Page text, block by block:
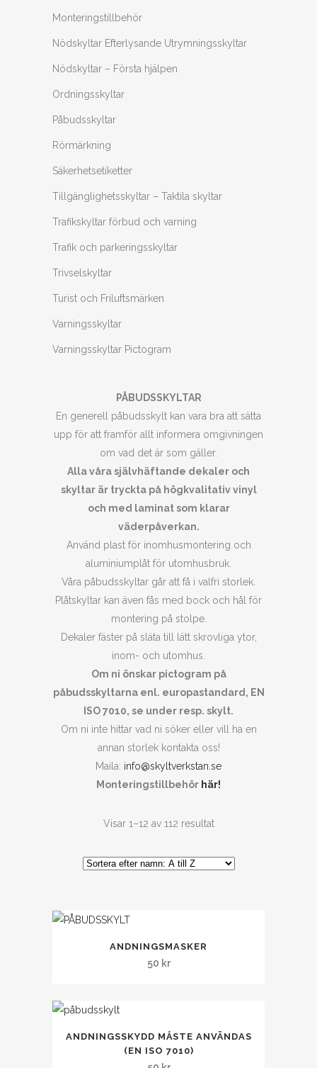
Monteringstillbehör
Nödskyltar Efterlysande Utrymningsskyltar
Nödskyltar – Första hjälpen
Ordningsskyltar
Påbudsskyltar
Rörmärkning
Säkerhetsetiketter
Tillgänglighetsskyltar – Taktila skyltar
Trafikskyltar förbud och varning
Trafik och parkeringsskyltar
Trivselskyltar
Turist och Friluftsmärken
Varningsskyltar
Varningsskyltar Pictogram
PÅBUDSSKYLTAR
En generell påbudsskylt kan vara bra att sätta
upp för att framför allt informera omgivningen
om vad det är som gäller.
Alla våra självhäftande dekaler och
skyltar är tryckta på högkvalitativ vinyl
och med laminat som klarar
väderpåverkan.
Använd plast för inomhusmontering och
aluminiumplåt för utomhusbruk.
Våra påbudsskyltar går att få i valfri storlek.
Plåtskyltar kan även fås med bock och hål för
montering på stolpe.
Dekaler fäster på släta till lätt skrovliga ytor,
inom- och utomhus.
Om ni önskar pictogram på
påbudsskyltarna enl. europastandard, EN
ISO 7010, se under resp. skylt.
Om ni inte hittar vad ni söker eller vill ha en
annan storlek kontakta oss!
Maila: info@skyltverkstan.se
Monteringstillbehör här!
Visar 1–12 av 112 resultat
flera
ANDNINGSMASKER
50 kr
ANDNINGSSKYDD MÅSTE ANVÄNDAS
(EN ISO 7010)